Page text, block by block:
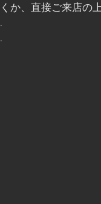
くか、直接ご来店の
.
.